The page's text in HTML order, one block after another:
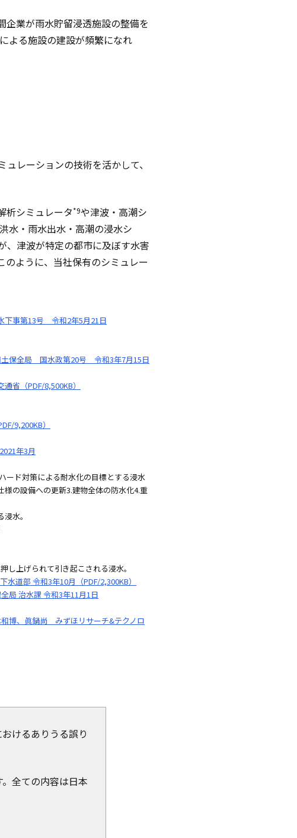
企業が雨水貯留浸透施設の整備を
よる施設の建設が頻繁になれ
レーションの技術を活かして、
析シミュレータ*9や津波・高潮シ
水・雨水出水・高潮の浸水シ
、津波が特定の都市に及ぼす水害
ように、当社保有のシミュレー
下事第13号 令和2年5月21日
土保全局 国水政第20号 令和3年7月15日
省（PDF/8,500KB）
9,200KB）
年3月
ード対策による耐水化の目標とする浸水
の設備への更新3.建物全体の防水化4.重
水。
し上げられて引き起こされる浸水。
道部 令和3年10月（PDF/2,300KB）
局 治水課 令和3年11月1日
和博、眞鍋尚 みずほリサーチ&テクノロ
けるありうる誤り
全ての内容は日本